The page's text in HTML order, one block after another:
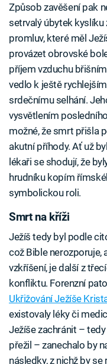
Způsob zavěšení pak
setrvalý úbytek
promluv, které měl
provázet obrovské
příjem vzduchu
vedlo k ještě
srdečnímu selhání.
vysvětlením
možné, že smrt přišla
akutní příhody. Ať už
lékaři se shodují, že
hrudníku kopím
symbolickou roli.
Smrt na kříži
Ježíš tedy byl podle
což Bible nerozporuje,
vzkříšení, je další z
konfliktu. Forenzní
Ukřižování Ježíše
existovaly léky či
Ježíše zachránit –
přežil – zanechalo by
následky, z nichž by